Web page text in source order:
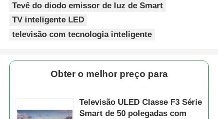
Tevê do diodo emissor de luz de Smart
TV inteligente LED
televisão com tecnologia inteligente
Obter o melhor preço para
Televisão ULED Classe F3 Série
Smart de 50 polegadas com